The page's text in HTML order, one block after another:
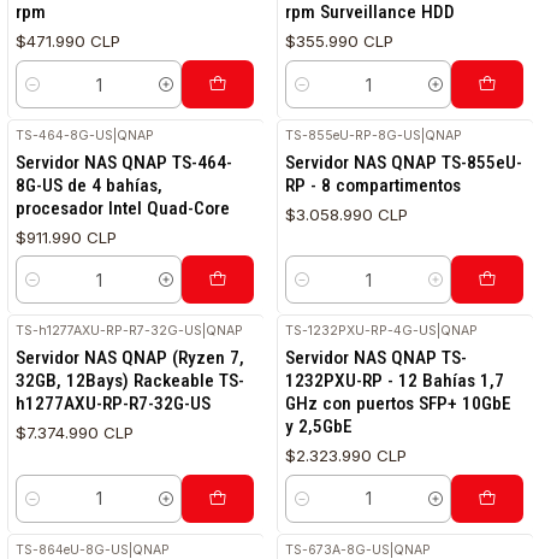
rpm
$471.990 CLP
Cantidad
rpm Surveillance HDD
$355.990 CLP
Cantidad
TS-464-8G-US QNAP
Servidor NAS QNAP TS-464-
8G-US de 4 bahías,
procesador Intel Quad-Core
$911.990 CLP
Cantidad
TS-855eU-RP-8G-US QNAP
Servidor NAS QNAP TS-855eU-
RP - 8 compartimentos
$3.058.990 CLP
Cantidad
TS-h1277AXU-RP-R7-32G-US QNAP
Servidor NAS QNAP (Ryzen 7,
32GB, 12Bays) Rackeable TS-
h1277AXU-RP-R7-32G-US
$7.374.990 CLP
Cantidad
TS-1232PXU-RP-4G-US QNAP
Servidor NAS QNAP TS-
1232PXU-RP - 12 Bahías 1,7
GHz con puertos SFP+ 10GbE
y 2,5GbE
$2.323.990 CLP
Cantidad
TS-864eU-8G-US QNAP TS-673A-8G-US QNAP